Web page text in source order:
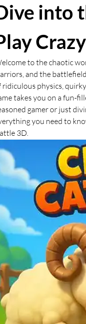
into
to the chaotic
and the
ridiculous physics,
takes you on a fun-
gamer or just
you need to
3D.